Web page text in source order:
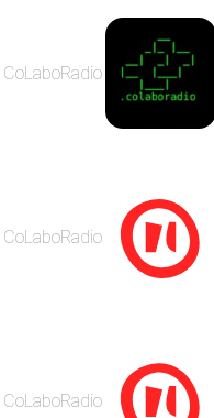
CoLaboRadio
CoLaboRadio
CoLaboRadio